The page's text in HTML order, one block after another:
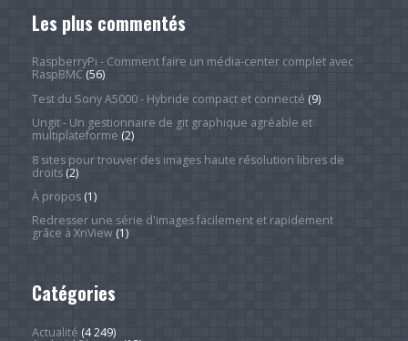
Les plus commentés
RaspberryPi - Comment faire un média-center complet avec
RaspBMC(56)
Test du Sony A5000 - Hybride compact et connecté (9)
Ungit - Un gestionnaire de git graphique agréable et
multiplateforme (2)
8 sites pour trouver des images haute résolution libres de
droits(2)
À propos(1)
Redresser une série d'images facilement et rapidement
grâce à XnView(1)
Catégories
Actualité (4 249)